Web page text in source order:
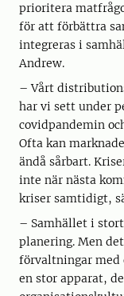
prioritera
för att förbättra
integreras i
Andrew.
– Vårt
har vi sett under
covidpandemin
Ofta kan
ändå sårbart.
inte när nästa
kriser samtidigt,
– Samhället i
planering. Men
förvaltningar med
en stor apparat,